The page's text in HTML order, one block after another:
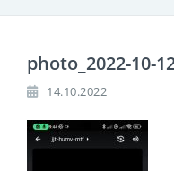
photo_2022-10-
14.10.2022